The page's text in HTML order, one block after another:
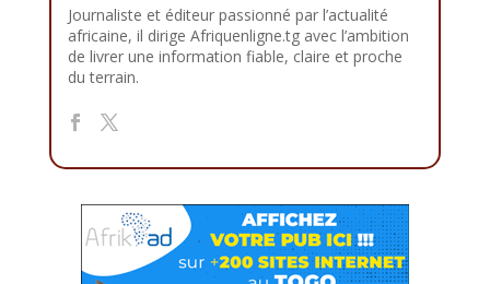
Journaliste et éditeur passionné par l’actualité
africaine, il dirige Afriquenligne.tg avec l’ambition
de livrer une information fiable, claire et proche
du terrain.